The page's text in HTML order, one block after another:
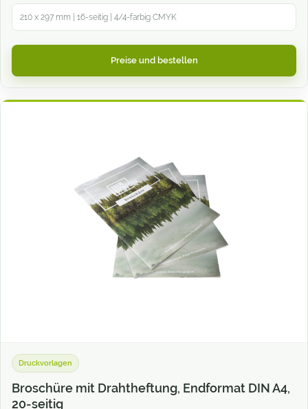
210 x 297 mm | 16-seitig | 4/4-farbig CMYK
Preise und bestellen
Druckvorlagen
Broschüre mit Drahtheftung, Endformat DIN A4,
20-seitig